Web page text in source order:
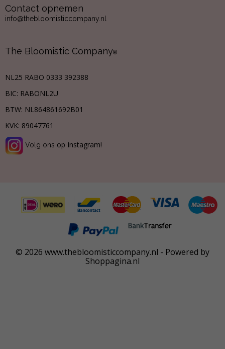
Contact opnemen
info@thebloomisticcompany.nl
The Bloomistic Company®
NL25 RABO 0333 392388
BIC: RABONL2U
BTW: NL864861692B01
KVK: 89047761
Volg ons op Instagram!
© 2026 www.thebloomisticcompany.nl - Powered by
Shoppagina.nl